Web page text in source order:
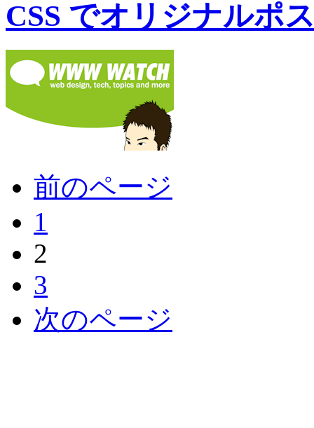
CSS でオリジナルポ
前のページ
1
2
3
次のページ